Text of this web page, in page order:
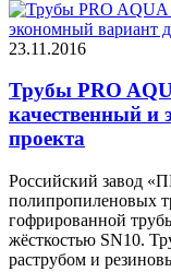
23.11.2016
Трубы PRO
качественный и
проекта
Российский завод
полипропиленовых
гофрированной
жёсткостью SN10.
раструбом и